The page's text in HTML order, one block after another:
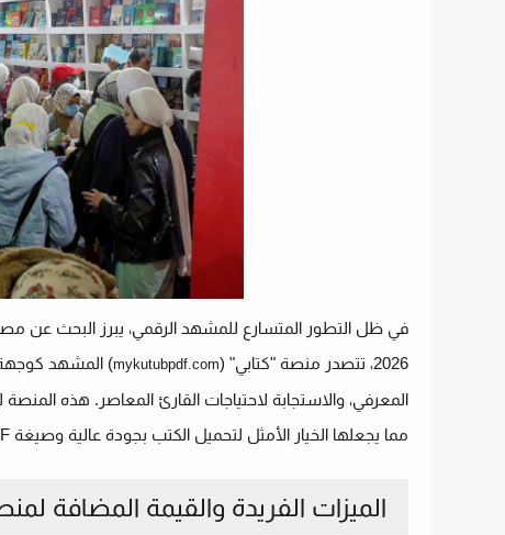
في ظل التطور المتسارع للمشهد الرقمي، يبرز البحث عن
2026، تتصدر منصة "كتابي" (
mykutubpdf.com) المشهد كوجهة
المعرفي، والاستجابة لاحتياجات القارئ المعاصر. هذه
مما يجعلها الخيار الأمثل لتحميل الكتب بجودة عالية وصيغة PDF.
الميزات الفريدة والقيمة المضافة